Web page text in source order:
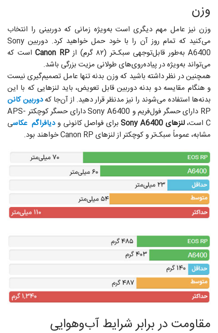
وزن
وزن نیز عامل مهم دیگری است به‌ویژه زمانی که دوربینی را انتخاب
می‌کنید که تمام روز آن را با خود حمل خواهید کرد. دوربین Sony
A6400 به‌طور قابل‌توجهی سبک‌تر (۸۲ گرم) از
Canon RP است که
می‌تواند به‌ویژه در پیاده‌روی‌های طولانی مزیت بزرگی باشد.
همچنین در نظر داشته باشید که وزن بدنه تنها عامل تصمیم‌گیری نیست
و هنگام مقایسه دو بدنه دوربین قابل تعویض، باید لنزهایی که با این
بدنه‌ها استفاده می‌شوند را نیز مدنظر قرار دهید. از آن‌جا کهدوربین کانن
RP دارای حسگر فول‌فریم و Sony A6400 دارای حسگر کوچکتر APS-
C است،
لنزهای Sony A6400 برای فواصل کانونی ودیافراگم عکاسی
مشابه، عموماً سبک‌تر و کوچکتر از لنزهای Canon RP خواهند بود.
مقاومت در برابر شرایط آب‌و‌هوایی